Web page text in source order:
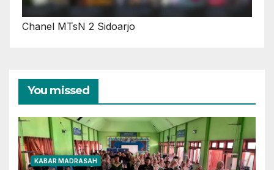
Chanel MTsN 2 Sidoarjo
You missed
KABAR MADRASAH